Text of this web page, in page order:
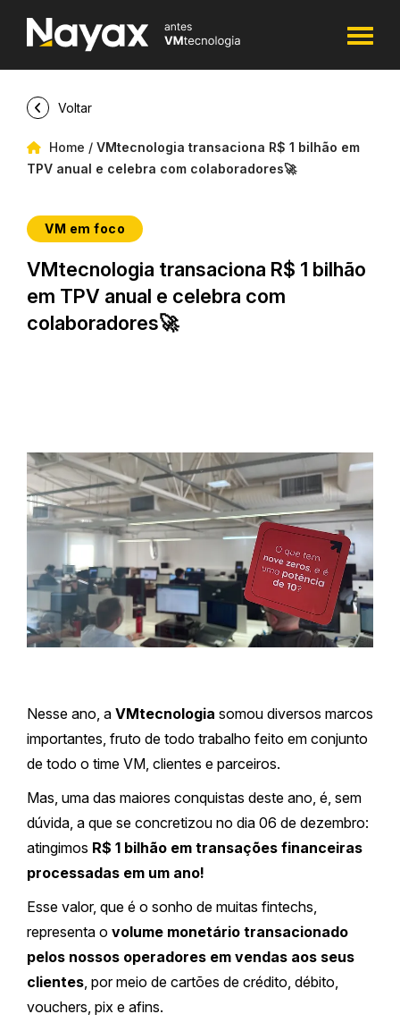
Home / VMtecnologia transaciona R$ 1 bilhão em
TPV anual e celebra com colaboradores🚀
Voltar
VM em foco
VMtecnologia transaciona R$ 1 bilhão
em TPV anual e celebra com
colaboradores🚀
Nesse ano, a VMtecnologia somou diversos marcos
importantes, fruto de todo trabalho feito em conjunto
de todo o time VM, clientes e parceiros.
Mas, uma das maiores conquistas deste ano, é, sem
dúvida, a que se concretizou no dia 06 de dezembro:
atingimos R$ 1 bilhão em transações financeiras
processadas em um ano!
Esse valor, que é o sonho de muitas fintechs,
representa o volume monetário transacionado
pelos nossos operadores em vendas aos seus
clientes, por meio de cartões de crédito, débito,
vouchers, pix e afins.